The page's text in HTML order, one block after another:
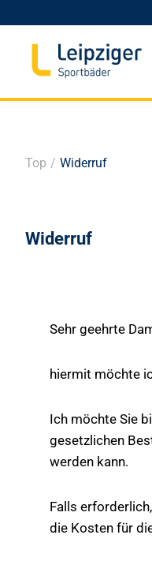
Top / Widerruf
Widerruf
Sehr geehrte
hiermit möchte
Ich möchte Sie
gesetzlichen
werden kann.
Falls
die Kosten für